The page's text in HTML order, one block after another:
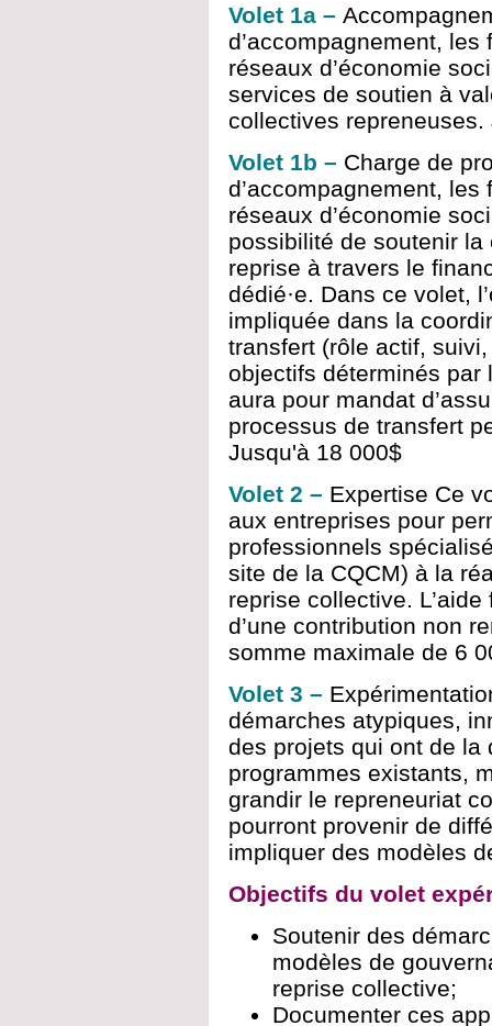
Volet 1a –
d’accompagnement,
réseaux d’économie
services de soutien à
collectives
Volet 1b – Charge de
d’accompagnement,
réseaux d’économie
possibilité de soutenir la
reprise à travers le
dédié·e. Dans ce volet,
impliquée dans la
transfert (rôle actif,
objectifs déterminés par
aura pour mandat
processus de transfert
Jusqu'à 18 000$
Volet 2 – Expertise Ce
aux entreprises pour
professionnels
site de la CQCM) à la
reprise collective.
d’une contribution non
somme maximale de 6
Volet 3 –
démarches atypiques,
des projets qui ont de la
programmes existants,
grandir le repreneuriat
pourront provenir de
impliquer des modèles
Objectifs du volet
Soutenir des
modèles de
reprise collective;
Documenter ces